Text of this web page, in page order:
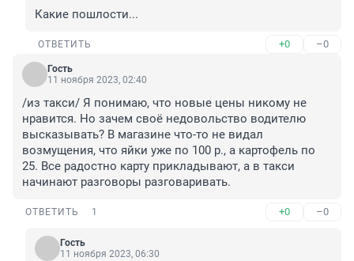
Какие пошлости...
ОТВЕТИТЬ +0 –0
Гость
11 ноября 2023, 02:40
/из такси/ Я понимаю, что новые цены никому не
нравится. Но зачем своё недовольство водителю
высказывать? В магазине что-то не видал
возмущения, что яйки уже по 100 р., а картофель по
25. Все радостно карту прикладывают, а в такси
начинают разговоры разговаривать.
ОТВЕТИТЬ 1 +0 –0
Гость
11 ноября 2023, 06:30